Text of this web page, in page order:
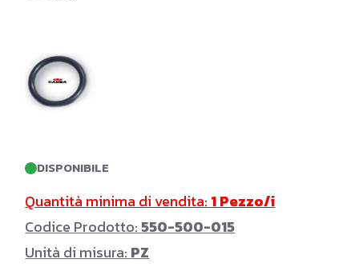
DISPONIBILE
Quantità minima di vendita: 1 Pezzo/i
Codice Prodotto: 550-500-015
Unità di misura: PZ